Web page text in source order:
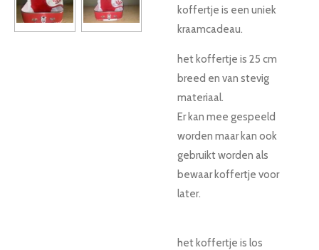
koffertje is een uniek
kraamcadeau.
het koffertje is 25 cm
breed en van stevig
materiaal.
Er kan mee gespeeld
worden maar kan ook
gebruikt worden als
bewaar koffertje voor
later.
het koffertje is los